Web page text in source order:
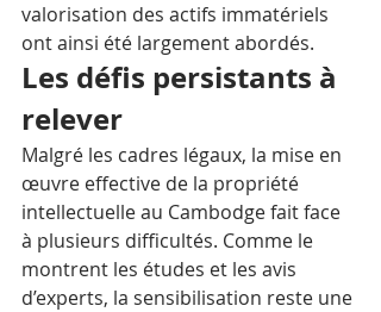
valorisation des actifs immatériels
ont ainsi été largement abordés.
Les défis persistants à
relever
Malgré les cadres légaux, la mise en
œuvre effective de la propriété
intellectuelle au Cambodge fait face
à plusieurs difficultés. Comme le
montrent les études et les avis
d’experts, la sensibilisation reste une